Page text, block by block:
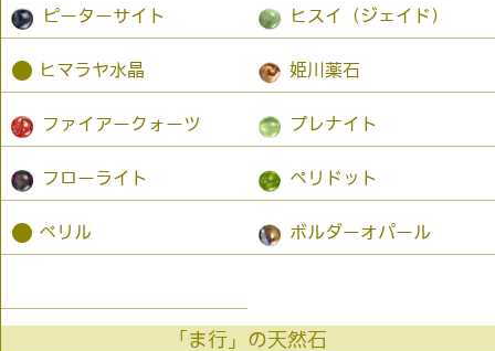
ピーターサイト ヒスイ（ジェイド）
● ヒマラヤ水晶 姫川薬石
ファイアークォーツ プレナイト
フローライト ペリドット
● ベリル ボルダーオパール
「ま行」の天然石